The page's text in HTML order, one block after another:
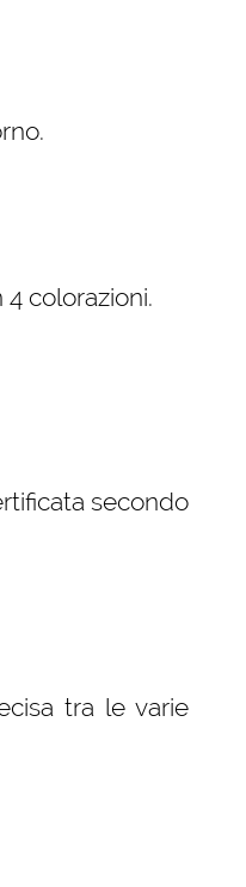
colorazioni.
secondo
tra le varie